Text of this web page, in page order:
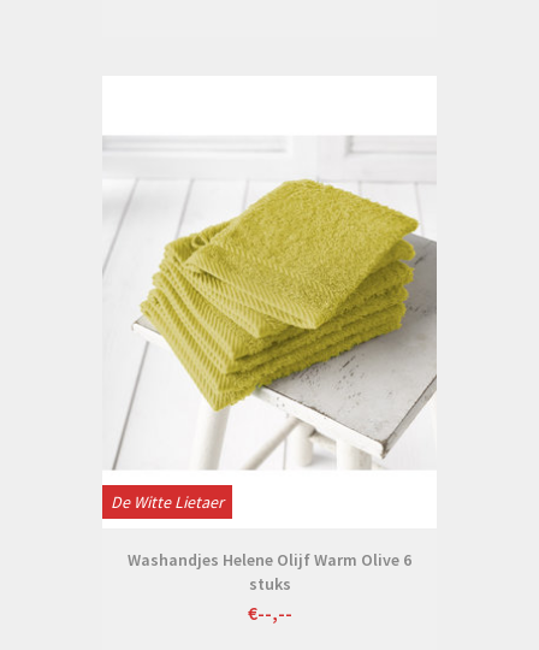
De Witte Lietaer
Washandjes Helene Olijf Warm Olive 6
stuks
€--,--